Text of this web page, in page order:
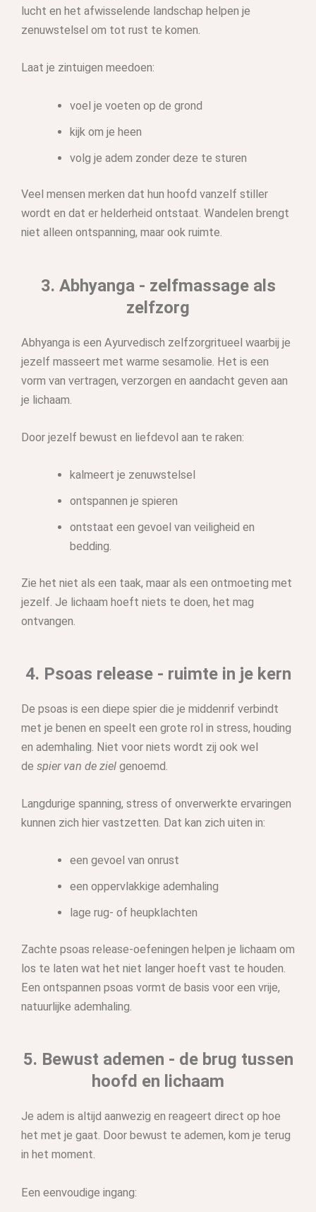
lucht en het afwisselende landschap helpen je
zenuwstelsel om tot rust te komen.
Laat je zintuigen meedoen:
voel je voeten op de grond
kijk om je heen
volg je adem zonder deze te sturen
Veel mensen merken dat hun hoofd vanzelf stiller
wordt en dat er helderheid ontstaat. Wandelen brengt
niet alleen ontspanning, maar ook ruimte.
3. Abhyanga - zelfmassage als
zelfzorg
Abhyanga is een Ayurvedisch zelfzorgritueel waarbij je
jezelf masseert met warme sesamolie. Het is een
vorm van vertragen, verzorgen en aandacht geven aan
je lichaam.
Door jezelf bewust en liefdevol aan te raken:
kalmeert je zenuwstelsel
ontspannen je spieren
ontstaat een gevoel van veiligheid en
bedding.
Zie het niet als een taak, maar als een ontmoeting met
jezelf. Je lichaam hoeft niets te doen, het mag
ontvangen.
4. Psoas release - ruimte in je kern
De psoas is een diepe spier die je middenrif verbindt
met je benen en speelt een grote rol in stress, houding
en ademhaling. Niet voor niets wordt zij ook wel
de spier van de ziel genoemd.
Langdurige spanning, stress of onverwerkte ervaringen
kunnen zich hier vastzetten. Dat kan zich uiten in:
een gevoel van onrust
een oppervlakkige ademhaling
lage rug- of heupklachten
Zachte psoas release-oefeningen helpen je lichaam om
los te laten wat het niet langer hoeft vast te houden.
Een ontspannen psoas vormt de basis voor een vrije,
natuurlijke ademhaling.
5. Bewust ademen - de brug tussen
hoofd en lichaam
Je adem is altijd aanwezig en reageert direct op hoe
het met je gaat. Door bewust te ademen, kom je terug
in het moment.
Een eenvoudige ingang: